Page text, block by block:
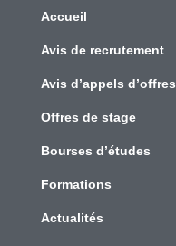
Accueil
Avis de recrutement
Avis d’appels d’offres
Offres de stage
Bourses d’études
Formations
Actualités